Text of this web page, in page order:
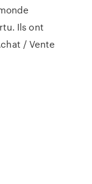
Ils ont
/ Vente